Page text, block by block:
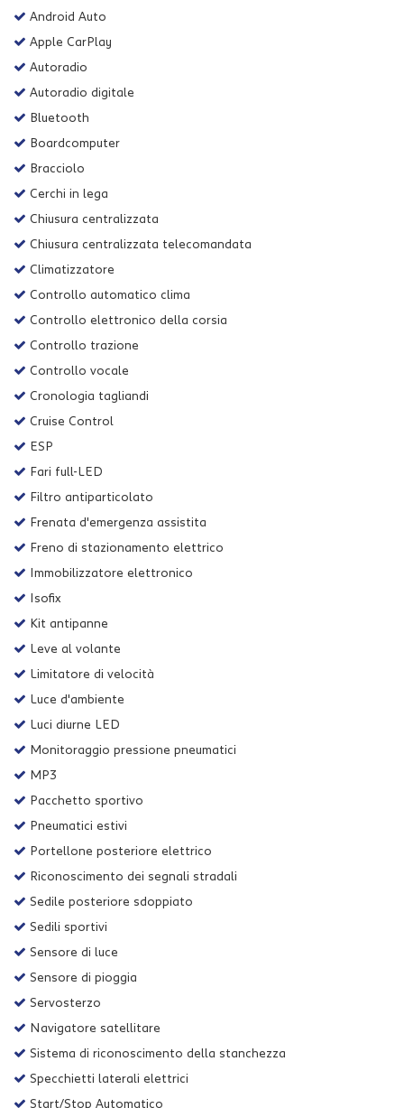
Android Auto
Apple CarPlay
Autoradio
Autoradio digitale
Bluetooth
Boardcomputer
Bracciolo
Cerchi in lega
Chiusura centralizzata
Chiusura centralizzata telecomandata
Climatizzatore
Controllo automatico clima
Controllo elettronico della corsia
Controllo trazione
Controllo vocale
Cronologia tagliandi
Cruise Control
ESP
Fari full-LED
Filtro antiparticolato
Frenata d'emergenza assistita
Freno di stazionamento elettrico
Immobilizzatore elettronico
Isofix
Kit antipanne
Leve al volante
Limitatore di velocità
Luce d'ambiente
Luci diurne LED
Monitoraggio pressione pneumatici
MP3
Pacchetto sportivo
Pneumatici estivi
Portellone posteriore elettrico
Riconoscimento dei segnali stradali
Sedile posteriore sdoppiato
Sedili sportivi
Sensore di luce
Sensore di pioggia
Servosterzo
Navigatore satellitare
Sistema di riconoscimento della stanchezza
Specchietti laterali elettrici
Start/Stop Automatico